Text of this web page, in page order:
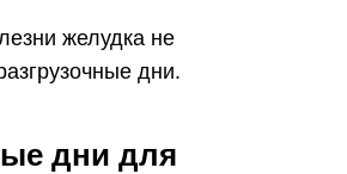
желудка не
дни.
дни для